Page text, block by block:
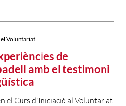
Voluntariat
de
amb el testimoni
el Curs d'Iniciació al Voluntariat